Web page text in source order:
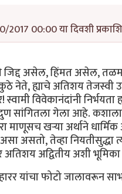
2017 00:00 या दिवशी
जिद्द असेल, हिंमत असेल,
नेते, ह्याचे अतिशय तेजस्वी
विवेकानंदांनी निर्भयता
सांगितला गेला आहे.
माणूसच खर्‍या अर्थाने
असतो, तेव्हा नियतीसुद्धा
अतिशय अद्वितीय अशी
यांचा फोटो जालावरून